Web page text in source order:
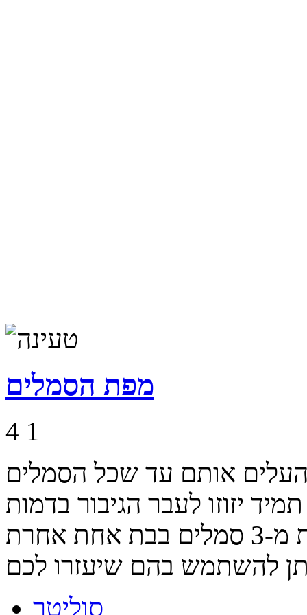
מפת הסמלים
4 1
אותם עד שכל הסמלים
יזוזו לעבר הגיבור בדמות
הסמיילי ולא כדאי להעלים פחות מ-3 סמלים בבת אחת אחרת
סוליטר